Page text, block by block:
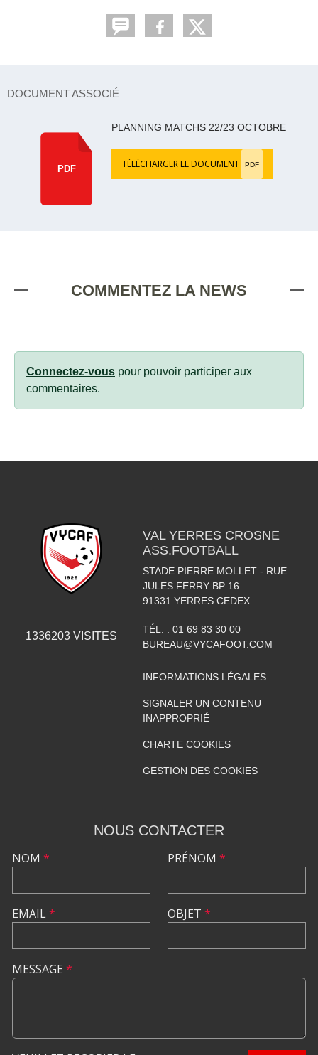
DOCUMENT ASSOCIÉ
PDF
PLANNING MATCHS 22/23 OCTOBRE
TÉLÉCHARGER LE DOCUMENT PDF
COMMENTEZ LA NEWS
Connectez-vous pour pouvoir participer aux
commentaires.
1336203VISITES
VAL YERRES CROSNE
ASS.FOOTBALL
STADE PIERRE MOLLET - RUE
JULES FERRY BP 16
91331 YERRES CEDEX
TÉL. : 01 69 83 30 00
BUREAU@VYCAFOOT.COM
INFORMATIONS LÉGALES
SIGNALER UN CONTENU
INAPPROPRIÉ
CHARTE COOKIES
GESTION DES COOKIES
NOUS CONTACTER
NOM *
EMAIL*
PRÉNOM *
OBJET *
MESSAGE *